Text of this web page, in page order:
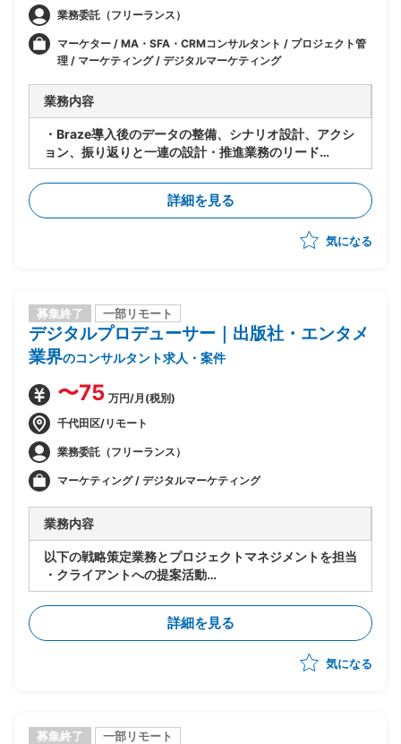
業務委託（フリーランス）
マーケター / MA・SFA・CRMコンサルタント / プロジェクト管
理 / マーケティング / デジタルマーケティング
業務内容
・Braze導入後のデータの整備、シナリオ設計、アクシ
ョン、振り返りと一連の設計・推進業務のリード
・Brazeを有効活用したマーケティング活動の推進
詳細を見る
気になる
募集終了 一部リモート
デジタルプロデューサー｜出版社・エンタメ
業界のコンサルタント求人・案件
〜75 万円/月(税別)
千代田区/リモート
業務委託（フリーランス）
マーケティング / デジタルマーケティング
業務内容
以下の戦略策定業務とプロジェクトマネジメントを担当
・クライアントへの提案活動
・キャンペーンのアクションプランニング
・サイトやLP制作
・MA運用
クライアントの担当営業と一緒に、クライアントへの提
詳細を見る
気になる
募集終了 一部リモート